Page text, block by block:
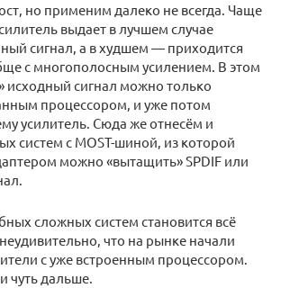
но применим далеко не всегда. Чаще
выдает в лучшем случае
сигнал, а в худшем — приходится
с многополосным усилением. В этом
исходный сигнал можно только
процессором, и уже потом
усилитель. Сюда же отнесём и
систем с MOST-шиной, из которой
можно «вытащить» SPDIF или
сложных систем становится всё
что на рынке начали
с уже встроенным процессором.
чуть дальше.